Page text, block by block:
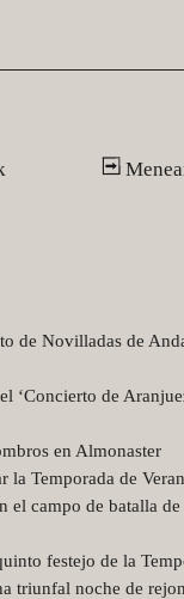
de Novilladas de
‘Concierto de
en Almonaster
la Temporada de
el campo de batalla
festejo de la
triunfal noche de